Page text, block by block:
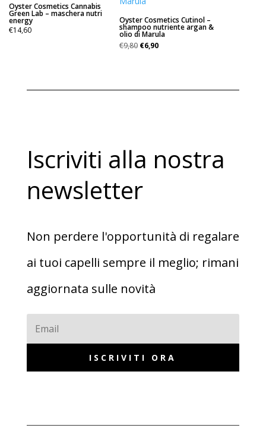
Oyster Cosmetics Cannabis
Green Lab – maschera nutri
energy
€14,60
Oyster Cosmetics Cutinol –
shampoo nutriente argan &
olio di Marula
€9,80 Il
€9,80.
€6,90Il
€6,90.
Iscriviti alla nostra
newsletter
Non perdere l'opportunità di regalare
ai tuoi capelli sempre il meglio; rimani
aggiornata sulle novità
ISCRIVITI ORA